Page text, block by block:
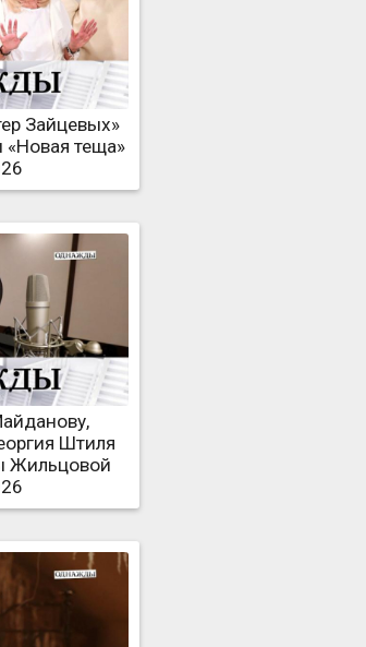
Зайцевых»
теща»
Штиля
Жильцовой